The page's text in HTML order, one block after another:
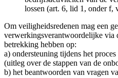
lossen (art. 6, lid 1, onder f,
Om veiligheidsredenen mag een
verwerkingsverantwoordelijke via
betrekking hebben op:
a) ondersteuning tijdens het
(uitleg over de stappen van de
b) het beantwoorden van vragen